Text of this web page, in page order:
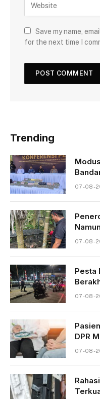
Save my name,
for the next time I
Trending
07-08-
07-08-
Pesta
07-08-
DPR
07-08-